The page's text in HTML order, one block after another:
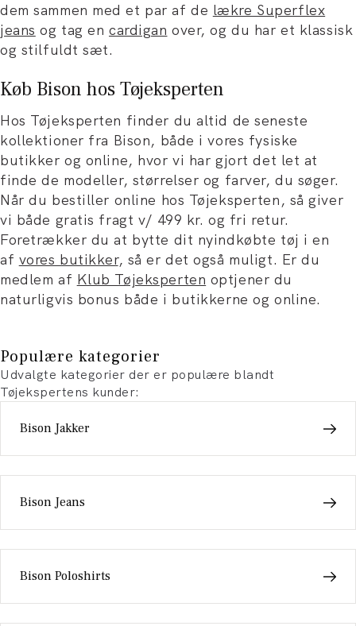
dem sammen med et par af de lækre Superflex
jeans og tag en cardigan over, og du har et klassisk
og stilfuldt sæt.
Køb Bison hos Tøjeksperten
Hos Tøjeksperten finder du altid de seneste
kollektioner fra Bison, både i vores fysiske
butikker og online, hvor vi har gjort det let at
finde de modeller, størrelser og farver, du søger.
Når du bestiller online hos Tøjeksperten, så giver
vi både gratis fragt v/ 499 kr. og fri retur.
Foretrækker du at bytte dit nyindkøbte tøj i en
af vores butikker, så er det også muligt. Er du
medlem af Klub Tøjeksperten optjener du
naturligvis bonus både i butikkerne og online.
Populære kategorier
Udvalgte kategorier der er populære blandt
Tøjekspertens kunder:
Bison Jakker
Bison Jeans
Bison Poloshirts